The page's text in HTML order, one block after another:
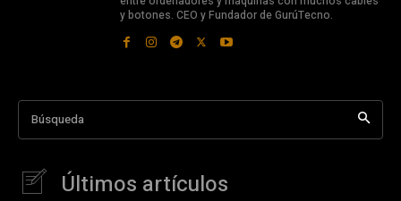
y botones. CEO y Fundador de GurúTecno.
Búsqueda
Últimos artículos